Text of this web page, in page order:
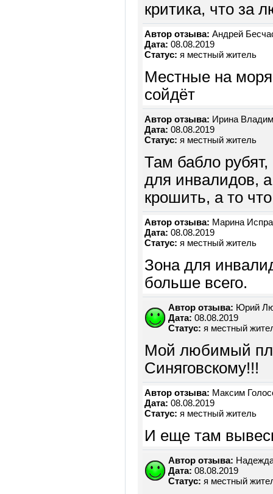
критика, что за
Автор отзыва: Андрей
Дата: 08.08.2019
Статус: я местный житель
Местные на моря
сойдёт
Автор отзыва: Ирина
Дата: 08.08.2019
Статус: я местный житель
Там бабло
для инвалидов,
крошить, а то
Автор отзыва: Марина
Дата: 08.08.2019
Статус: я местный житель
Зона для
больше всего.
Автор отзыва: Юрий
Дата: 08.08.2019
Статус: я местный
Мой любимый
Синяговскому!!!
Автор отзыва: Максим
Дата: 08.08.2019
Статус: я местный житель
И еще там
Автор отзыва:
Дата: 08.08.2019
Статус: я местный